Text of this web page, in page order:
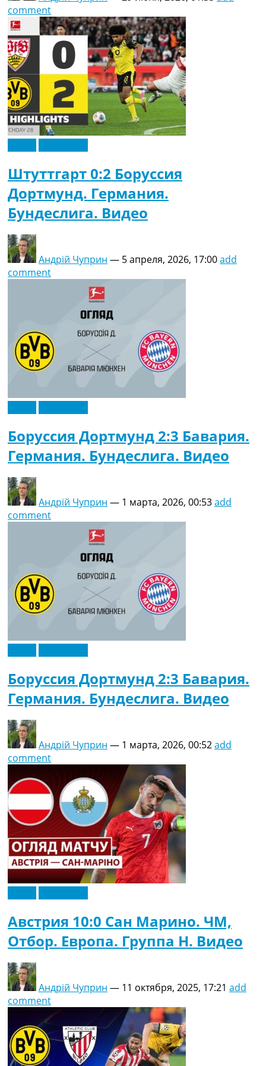
comment
Штуттгарт 0:2 Боруссия
Дортмунд. Германия.
Бундеслига. Видео
Андрій Чуприн — 5 апреля, 2026, 17:00add
comment
Боруссия Дортмунд 2:3 Бавария.
Германия. Бундеслига. Видео
Андрій Чуприн — 1 марта, 2026, 00:53add
comment
Боруссия Дортмунд 2:3 Бавария.
Германия. Бундеслига. Видео
Андрій Чуприн — 1 марта, 2026, 00:52add
comment
Австрия 10:0 Сан Марино. ЧМ,
Отбор. Европа. Группа H. Видео
Андрій Чуприн — 11 октября, 2025, 17:21 add
comment